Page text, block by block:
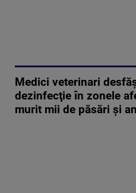
Medici veterinari
dezinfecţie în zonele
murit mii de păsări și